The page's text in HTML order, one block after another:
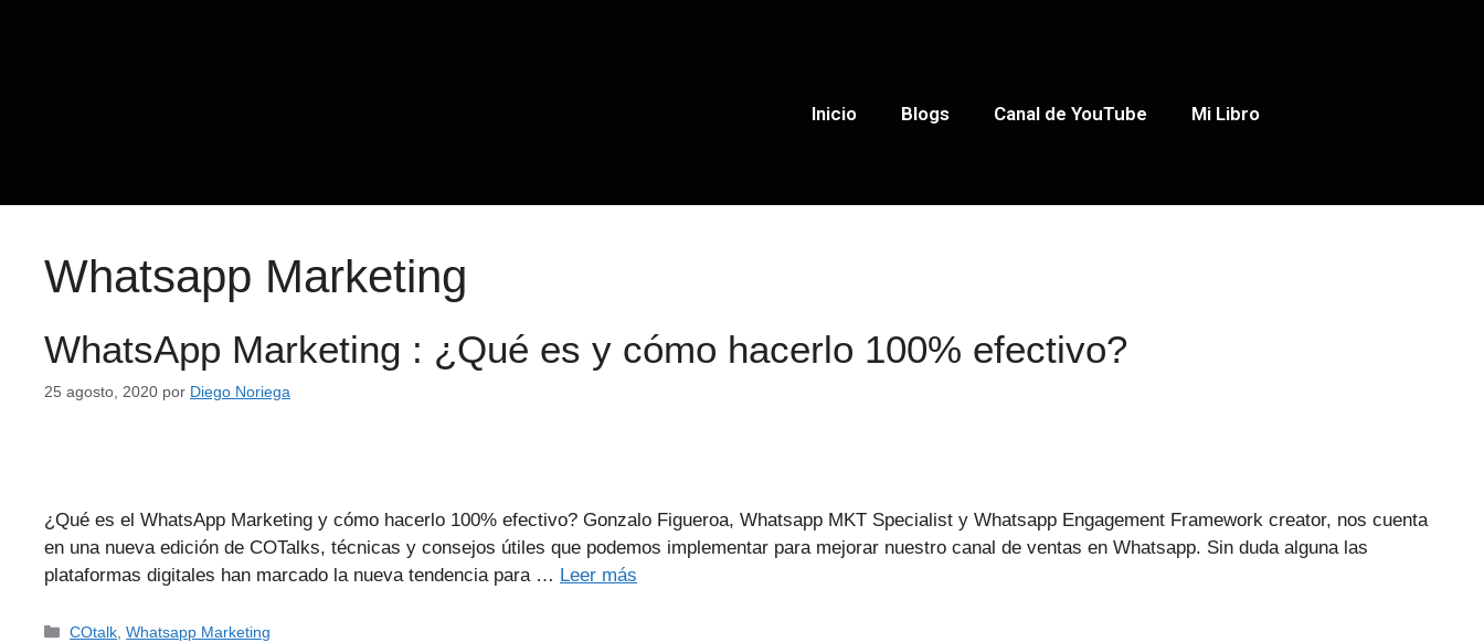
Inicio Blogs Canal de YouTube Mi Libro
Whatsapp Marketing
WhatsApp Marketing : ¿Qué es y cómo hacerlo 100% efectivo?
25 agosto, 2020 por Diego Noriega
¿Qué es el WhatsApp Marketing y cómo hacerlo 100% efectivo? Gonzalo Figueroa, Whatsapp MKT Specialist y Whatsapp Engagement Framework creator, nos cuenta
en una nueva edición de COTalks, técnicas y consejos útiles que podemos implementar para mejorar nuestro canal de ventas en Whatsapp. Sin duda alguna las
plataformas digitales han marcado la nueva tendencia para … Leer más
COtalk ,Whatsapp Marketing